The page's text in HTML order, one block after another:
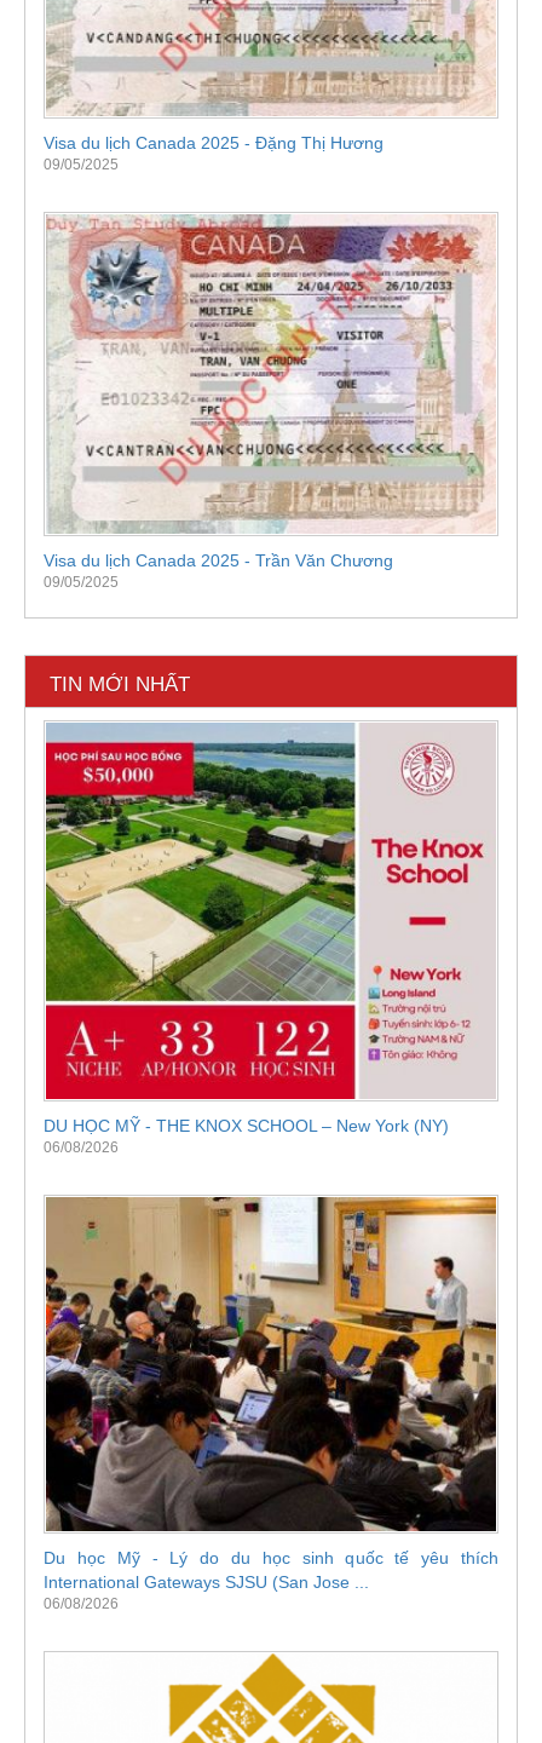
Visa du lịch Canada 2025 - Đặng Thị Hương
09/05/2025
Visa du lịch Canada 2025 - Trần Văn Chương
09/05/2025
TIN MỚI NHẤT
DU HỌC MỸ - THE KNOX SCHOOL – New York (NY)
06/08/2026
Du học Mỹ - Lý do du học sinh quốc tế yêu thích
International Gateways SJSU (San Jose ...
06/08/2026